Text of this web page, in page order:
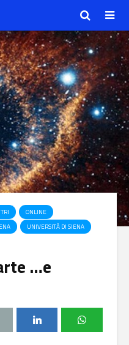
ONLINE
UNIVERSITÀ DI SIENA
…e